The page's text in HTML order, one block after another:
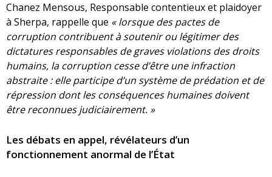
Chanez Mensous, Responsable contentieux et plaidoyer
à Sherpa, rappelle que « lorsque des pactes de
corruption contribuent à soutenir ou légitimer des
dictatures responsables de graves violations des droits
humains, la corruption cesse d’être une infraction
abstraite : elle participe d’un système de prédation et de
répression dont les conséquences humaines doivent
être reconnues judiciairement. »
Les débats en appel, révélateurs d’un
fonctionnement anormal de l’État